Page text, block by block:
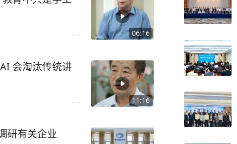
06:16
11:16
会淘汰传统讲
研有关企业